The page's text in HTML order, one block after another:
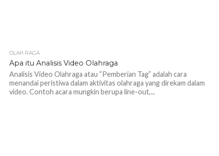
OLAH RAGA
Apa itu Analisis Video Olahraga
Analisis Video Olahraga atau “Pemberian Tag” adalah cara
menandai peristiwa dalam aktivitas olahraga yang direkam dalam
video. Contoh acara mungkin berupa line-out,...